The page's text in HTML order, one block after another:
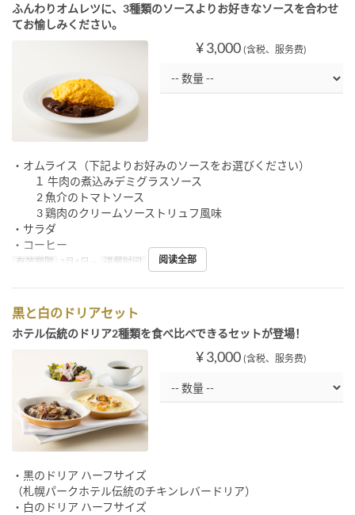
ふんわりオムレツに、3種類のソースよりお好きなソースを合わせ
てお愉しみください。
¥ 3,000 (含税、服务费)
・オムライス（下記よりお好みのソースをお選びください）
１ 牛肉の煮込みデミグラスソース
2 魚介のトマトソース
3 鶏肉のクリームソーストリュフ風味
・サラダ
・コーヒー
有效期限 3月1日 ~ 进餐时间 午餐阅读全部
黒と白のドリアセット
ホテル伝統のドリア2種類を食べ比べできるセットが登場！
¥ 3,000 (含税、服务费)
・黒のドリア ハーフサイズ
（札幌パークホテル伝統のチキンレバードリア）
・白のドリア ハーフサイズ